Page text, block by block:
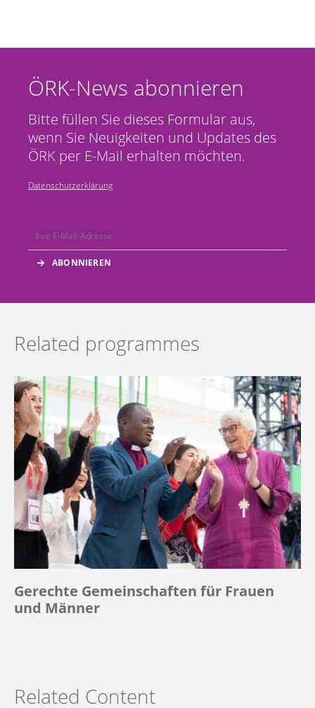
ÖRK-News abonnieren
Bitte füllen Sie dieses Formular aus,
wenn Sie Neuigkeiten und Updates des
ÖRK per E-Mail erhalten möchten.
Datenschutzerklärung
Related programmes
Gerechte Gemeinschaften für Frauen
und Männer
Related Content